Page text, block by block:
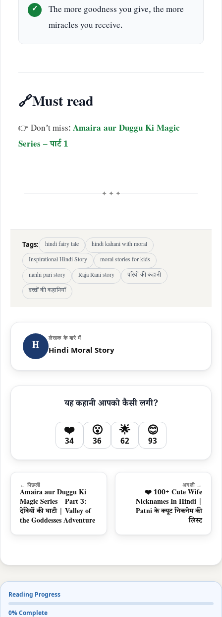
The more goodness you give, the more
miracles you receive.
🔗Must read
👉 Don’t miss:Amaira aur Duggu Ki Magic
Series – पार्ट 1
✦ ✦ ✦
Tags: hindi fairy tale
hindi kahani with moral
Inspirational Hindi Story
moral stories for kids
nanhi pari story
Raja Rani story
परियों की कहानी
बच्चों की कहानियाँ
H
लेखक के बारे में
Hindi Moral Story
यह कहानी आपको कैसी लगी?
❤️
34
😮
36
🌟
62
😊
93
← पिछली
Amaira aur Duggu Ki
Magic Series – Part 3:
देवियों की घाटी | Valley of
the Goddesses Adventure
अगली →
❤️ 100+ Cute Wife
Nicknames In Hindi |
Patni के क्यूट निकनेम की
लिस्ट
Reading Progress
0% Complete